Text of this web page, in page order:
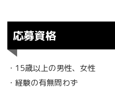
応募資格
・15歳以上の男性、女性
・経験の有無問わず